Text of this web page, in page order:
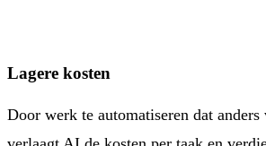
Lagere kosten
Door werk te automatiseren dat anders